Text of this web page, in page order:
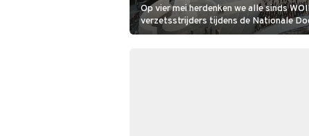
Op vier mei herdenken we alle sinds
verzetsstrijders tijdens de Nationale